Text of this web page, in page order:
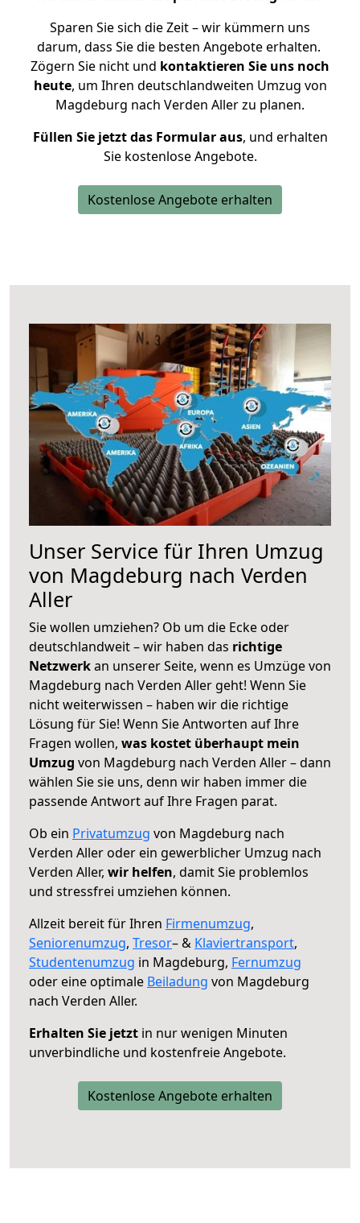
Sparen Sie sich die Zeit – wir kümmern uns
darum, dass Sie die besten Angebote erhalten.
Zögern Sie nicht und kontaktieren Sie uns noch
heute, um Ihren deutschlandweiten Umzug von
Magdeburg nach Verden Aller zu planen.
Füllen Sie jetzt das Formular aus, und erhalten
Sie kostenlose Angebote.
Kostenlose Angebote erhalten
Unser Service für Ihren Umzug
von Magdeburg nach Verden
Aller
Sie wollen umziehen? Ob um die Ecke oder
deutschlandweit – wir haben das richtige
Netzwerkan unserer Seite, wenn es Umzüge von
Magdeburg nach Verden Aller geht! Wenn Sie
nicht weiterwissen – haben wir die richtige
Lösung für Sie! Wenn Sie Antworten auf Ihre
Fragen wollen, was kostet überhaupt mein
Umzug von Magdeburg nach Verden Aller – dann
wählen Sie sie uns, denn wir haben immer die
passende Antwort auf Ihre Fragen parat.
Ob ein Privatumzug von Magdeburg nach
Verden Aller oder ein gewerblicher Umzug nach
Verden Aller, wir helfen, damit Sie problemlos
und stressfrei umziehen können.
Allzeit bereit für Ihren Firmenumzug,
Seniorenumzug, Tresor– & Klaviertransport,
Studentenumzug in Magdeburg, Fernumzug
oder eine optimale Beiladung von Magdeburg
nach Verden Aller.
Erhalten Sie jetzt in nur wenigen Minuten
unverbindliche und kostenfreie Angebote.
Kostenlose Angebote erhalten